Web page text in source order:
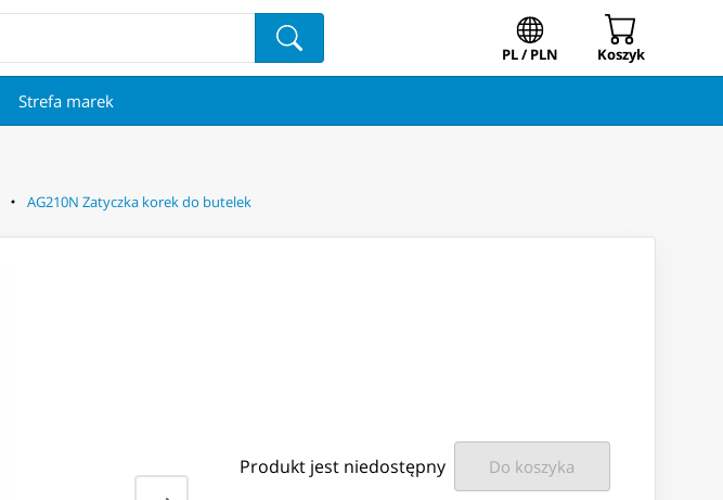
PL / PLN Koszyk
Strefa marek
AG210N Zatyczka korek do butelek
Produkt jest niedostępny Do koszyka